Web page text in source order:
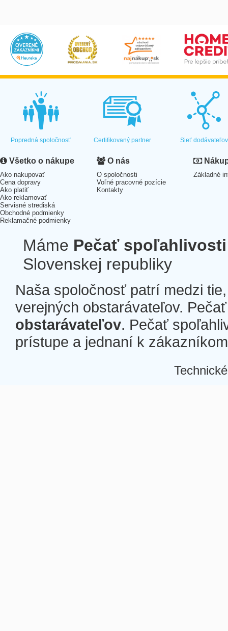
Popredná spoločnosť Certifikovaný partner Sieť dodávateľov
Všetko o nákupe
Ako nakupovať
Cena dopravy
Ako platiť
Ako reklamovať
Servisné strediská
Obchodné podmienky
Reklamačné podmienky
O nás
O spoločnosti
Voľné pracovné pozície
Kontakty
Základné
Máme Pečať spoľahlivosti
Slovenskej republiky
Naša spoločnosť patrí medzi
verejných obstarávateľov.
obstarávateľov. Pečať
prístupe a jednaní k